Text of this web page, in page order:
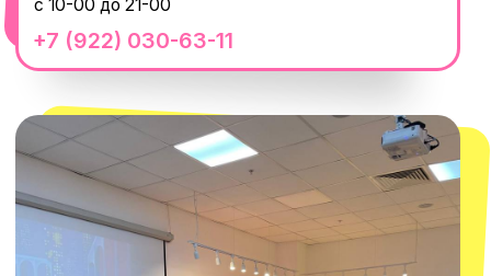
Нажимая "Подписаться", вы соглашаетесь с Политикой обработки
Согласием на рассылку электронных
ПОДПИСАТЬСЯ
СЕКРЕТНЫЕ ПРОМОКОДЫ, ПРИГЛАШЕНИЯ
НА МЕРОПРИЯТИЯ И АНОНСЫ НОВИНОК
РАНЬШЕ ВСЕХ